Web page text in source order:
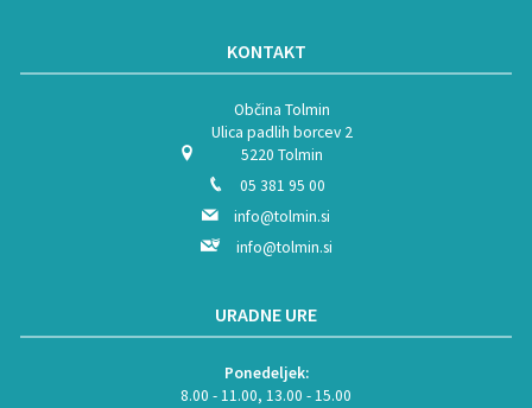
KONTAKT
Občina Tolmin
Ulica padlih borcev 2
5220 Tolmin
05 381 95 00
info@tolmin.si
info@tolmin.si
URADNE URE
Ponedeljek:
8.00 - 11.00, 13.00 - 15.00